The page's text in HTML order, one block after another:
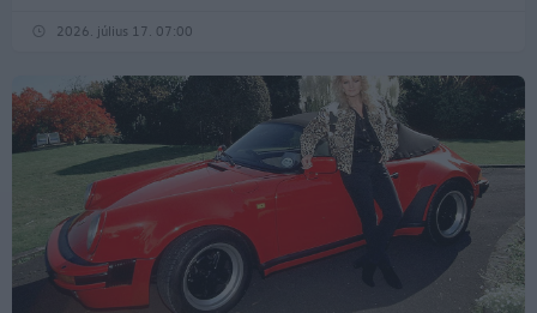
2026. július 17. 07:00